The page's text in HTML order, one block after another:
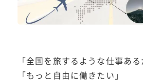
「全国を旅するような仕事あ
「もっと自由に働きたい」